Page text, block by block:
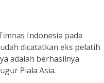
Indonesia pada
dicatatkan eks pelatih
adalah berhasilnya
Piala Asia.